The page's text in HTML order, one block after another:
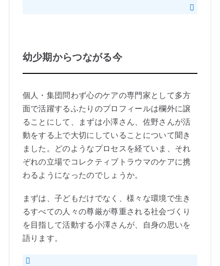
幼少期からつながる今
個人・集団問わず心のケアの専門家として多方
面で活躍するふたりのプロフィールは欄外に譲
ることにして、まずは小澤さん、佐野さんが活
動をする上で大切にしていることについて聞き
ました。どのようなプロセスを経ていま、それ
ぞれの立場でコレクティブトラウマのケアに携
わるようになったのでしょうか。
まずは、子どもだけでなく、様々な環境で生き
るすべての人々の尊厳が尊重される社会づくり
を目指して活動する小澤さんが、自身の思いを
語ります。